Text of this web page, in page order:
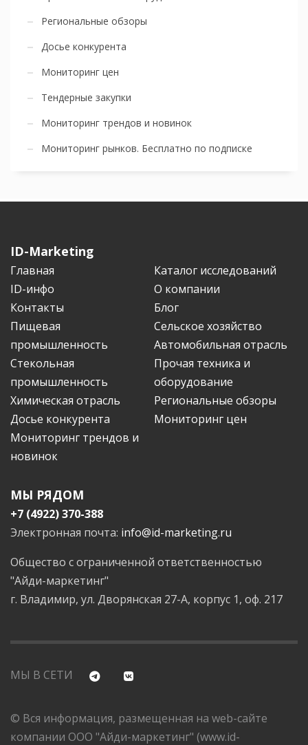
Региональные обзоры
Досье конкурента
Мониторинг цен
Тендерные закупки
Мониторинг трендов и новинок
Мониторинг рынков. Бесплатно по подписке
ID-Marketing
Главная
Каталог исследований
ID-инфо
О компании
Контакты
Блог
Пищевая
промышленность
Сельское хозяйство
Автомобильная отрасль
Стекольная
промышленность
Прочая техника и
оборудование
Химическая отрасль
Региональные обзоры
Досье конкурента
Мониторинг цен
Мониторинг трендов и
новинок
МЫ РЯДОМ
+7 (4922) 370-388
Электронная почта: info@id-marketing.ru
Общество с ограниченной ответственностью
"Айди-маркетинг"
г. Владимир, ул. Дворянская 27-А, корпус 1, оф. 217
МЫ В СЕТИ
© Вся информация, размещенная на web-сайте
компании ООО "Айди-маркетинг" (www.id-